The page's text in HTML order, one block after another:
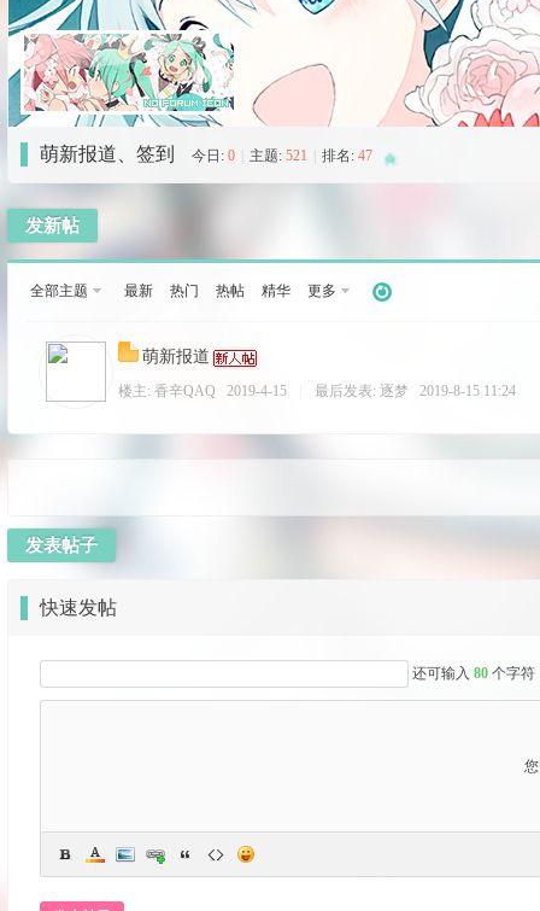
A
萌新报道、签到 今日: 0 主题: 521 排名: 47
发新帖
全部主题 最新 热门 热帖 精华 更多
萌新报道
楼主: 香辛QAQ 2019-4-15 最后发表: 逐梦 2019-8-15 11:24
发表帖子
快速发帖
还可输入 80 个字符